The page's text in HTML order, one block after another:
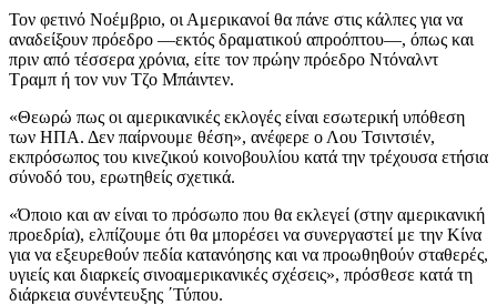
Τον φετινό Νοέμβριο, οι Αμερικανοί θα πάνε στις κάλπες για να
αναδείξουν πρόεδρο —εκτός δραματικού απροόπτου—, όπως και
πριν από τέσσερα χρόνια, είτε τον πρώην πρόεδρο Ντόναλντ
Τραμπ ή τον νυν Τζο Μπάιντεν.
«Θεωρώ πως οι αμερικανικές εκλογές είναι εσωτερική υπόθεση
των ΗΠΑ. Δεν παίρνουμε θέση», ανέφερε ο Λου Τσιντσιέν,
εκπρόσωπος του κινεζικού κοινοβουλίου κατά την τρέχουσα ετήσια
σύνοδό του, ερωτηθείς σχετικά.
«Όποιο και αν είναι το πρόσωπο που θα εκλεγεί (στην αμερικανική
προεδρία), ελπίζουμε ότι θα μπορέσει να συνεργαστεί με την Κίνα
για να εξευρεθούν πεδία κατανόησης και να προωθηθούν σταθερές,
υγιείς και διαρκείς σινοαμερικανικές σχέσεις», πρόσθεσε κατά τη
διάρκεια συνέντευξης ΄Τύπου.